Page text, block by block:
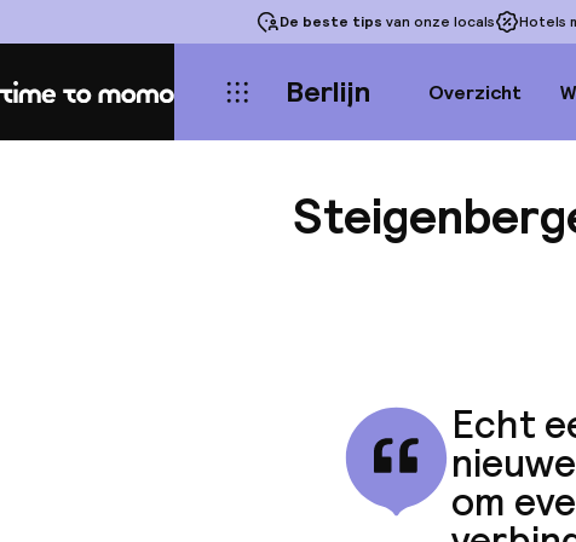
De beste tips van onze locals Hotels
Home Berlijn Overzicht
Echt
om